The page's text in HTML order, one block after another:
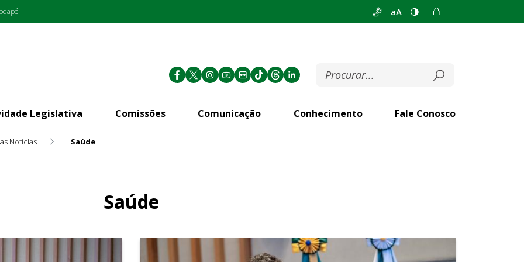
aA
Legislativa Comissões Comunicação Conhecimento Fale Conosco
Notícias Saúde
Saúde